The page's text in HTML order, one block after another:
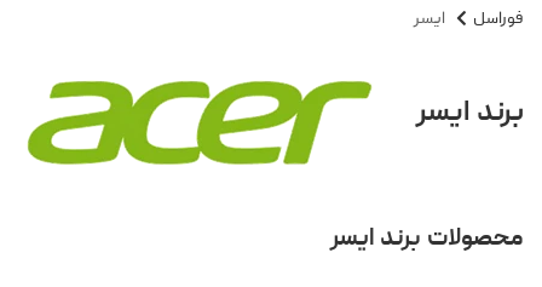
فوراسل ایسر
برند ایسر
محصولات برند ایسر